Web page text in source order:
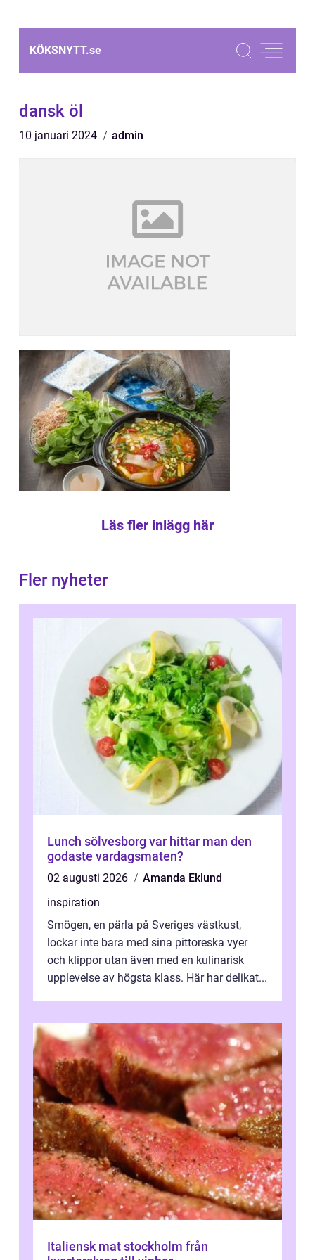
KÖKSNYTT.se
dansk öl
10 januari 2024 admin
Läs fler inlägg här
Fler nyheter
Lunch sölvesborg var hittar man den
godaste vardagsmaten?
02 augusti 2026
Amanda Eklund
inspiration
Smögen, en pärla på Sveriges västkust,
lockar inte bara med sina pittoreska vyer
och klippor utan även med en kulinarisk
upplevelse av högsta klass. Här har delikat...
Italiensk mat stockholm från